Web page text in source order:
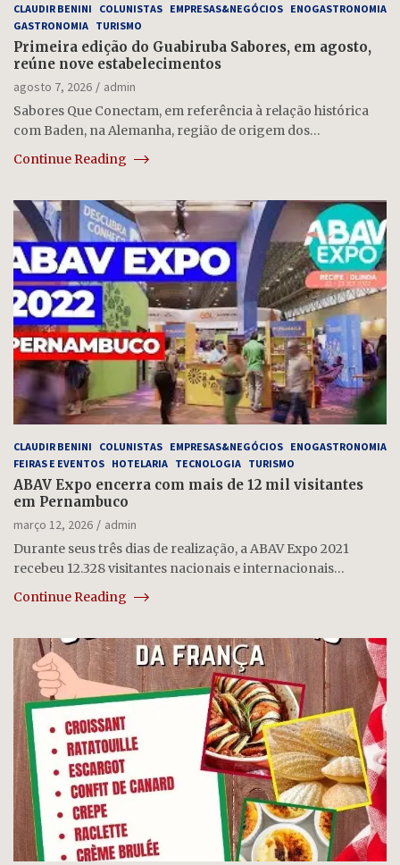
CLAUDIR BENINI COLUNISTAS EMPRESAS&NEGÓCIOS ENOGASTRONOMIA
GASTRONOMIA TURISMO
Primeira edição do Guabiruba Sabores, em agosto,
reúne nove estabelecimentos
agosto 7, 2026
admin
Sabores Que Conectam, em referência à relação histórica
com Baden, na Alemanha, região de origem dos…
Continue Reading
CLAUDIR BENINI COLUNISTAS EMPRESAS&NEGÓCIOS ENOGASTRONOMIA
FEIRAS E EVENTOS HOTELARIA TECNOLOGIA TURISMO
ABAV Expo encerra com mais de 12 mil visitantes
em Pernambuco
março 12, 2026
admin
Durante seus três dias de realização, a ABAV Expo 2021
recebeu 12.328 visitantes nacionais e internacionais…
Continue Reading